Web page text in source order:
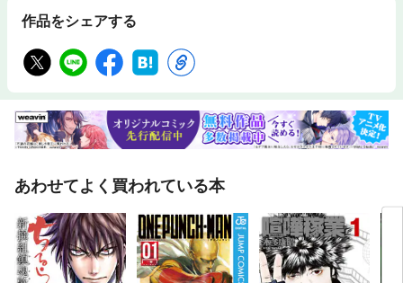
作品をシェアする
あわせてよく買われている本